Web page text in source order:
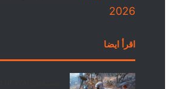
2026
اقرأ ايضا